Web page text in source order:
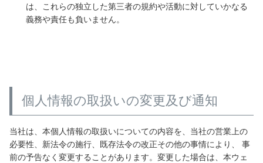
は、これらの独立した第三者の規約や活動に対していかなる
義務や責任も負いません。
個人情報の取扱いの変更及び通知
当社は、本個人情報の取扱いについての内容を、当社の営業上の
必要性、新法令の施行、既存法令の改正その他の事情により、 事
前の予告なく変更することがあります。変更した場合は、本ウェ